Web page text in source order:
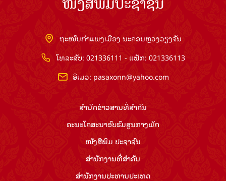
ຖະໜົນກຳແພງເມືອງ ນະຄອນຫຼວງວຽງຈັນ
ໂທລະສັບ: 021336111 - ແຟັກ: 021336113
ອີເມວ: pasaxonn@yahoo.com
ສຳ​ນັກ​ຂ່າວ​ສານ​ທີ່​ສຳ​ຄັນ​
ຄະນະໂຄສະນາອົບຮົມ​ສູນ​ກາງ​ພັກ
ໜັງສືພິມ ປະ​ຊາ​ຊົນ
ສຳ​ນັກ​ງານ​ທີ່​ສຳ​ຄັນ
ສຳ​ນັກ​ງານ​ປະ​ທານ​ປະ​ເທດ